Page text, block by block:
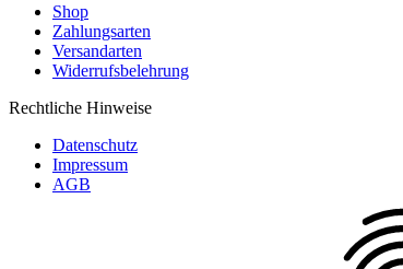
Shop
Zahlungsarten
Versandarten
Widerrufsbelehrung
Rechtliche Hinweise
Datenschutz
Impressum
AGB